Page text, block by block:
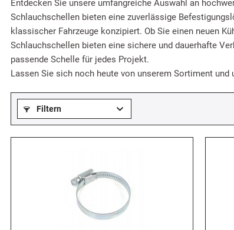
Entdecken Sie unsere umfangreiche Auswahl an
Schlauchschellen bieten eine zuverlässige
klassischer Fahrzeuge konzipiert. Ob Sie einen neuen
Schlauchschellen bieten eine sichere und dauerhafte
passende Schelle für jedes Projekt.
Lassen Sie sich noch heute von unserem Sortiment
Filtern